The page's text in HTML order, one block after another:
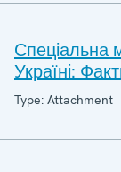
Спеціальна
Україні:
Type: Attachment